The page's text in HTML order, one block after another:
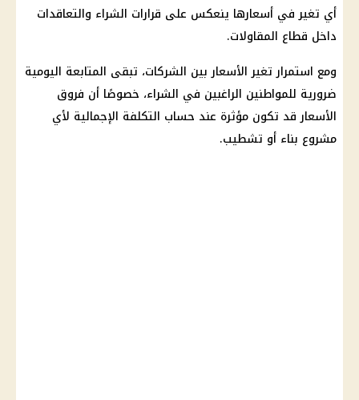
أي تغير في أسعارها ينعكس على قرارات الشراء والتعاقدات
داخل قطاع المقاولات.
ومع استمرار تغير الأسعار بين الشركات، تبقى المتابعة اليومية
ضرورية للمواطنين الراغبين في الشراء، خصوصًا أن فروق
الأسعار قد تكون مؤثرة عند حساب التكلفة الإجمالية لأي
مشروع بناء أو تشطيب.